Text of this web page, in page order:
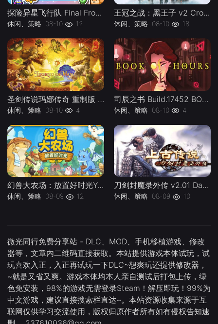
探险异星飞行队 Final Frontier Story 官方中文 支持手柄 -下载-游戏本体-绿色免安装-解压即玩~
休闲、策略 08-10 12
王冠之战：黑王子 v2 Crown Wars-下载-游戏本体-绿色免安装-解压即玩
休闲、策略 08-10 18
圣剑传说玛娜传奇 重制版 仅支持手柄-下载-游戏本体-绿色免安装-解压即玩
休闲、策略 08-10 4
司辰之书 Build.17452 BOOK.OF.HOURS-下载-游戏本体-绿色免安装-解压即玩
休闲、策略 08-10 4
幻兽大农场：放置好时光Your.Big.Cute.Monster.Farm-下载-游戏本体-绿色免安装-解压即玩
休闲、策略 08-09 12
刀剑封魔录外传 v2.01 DaoJianwaizhuan-下载-游戏本体-绿色免安装-解压即玩
休闲、策略 08-09 10
微光同行免费分享站 - DLC、MOD、手机移植游戏、修改
器等，文章内二维码直接获取。本站提供游戏本体试玩，试
玩喜欢入正，入正再试玩一下DLC~想爽玩还提供修改器，
~就是又省又爽。游戏本体均本人亲自测试后打包上传，绿
色免安装，98%的游戏无需登录Steam！解压即玩！99%为
中文游戏，建议直接搜索栏直达~。本站资源收集来源于互
联网仅供学习交流使用，版权归原作者所有如有侵权告知速